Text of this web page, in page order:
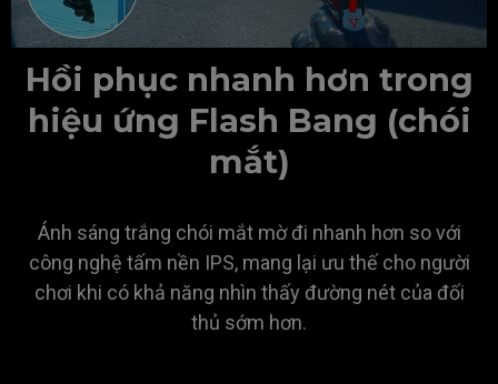
Hồi phục nhanh hơn trong
hiệu ứng Flash Bang (chói
mắt)
Ánh sáng trắng chói mắt mờ đi nhanh hơn so với
công nghệ tấm nền IPS, mang lại ưu thế cho người
chơi khi có khả năng nhìn thấy đường nét của đối
thủ sớm hơn.